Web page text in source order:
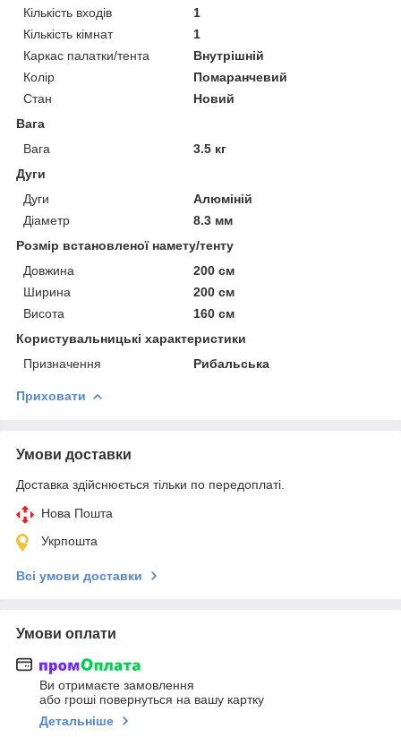
Кількість входів
1
Кількість кімнат
1
Каркас палатки/тента
Внутрішній
Колір
Помаранчевий
Стан
Новий
Вага
Вага
3.5 кг
Дуги
Дуги
Алюміній
Діаметр
8.3 мм
Розмір встановленої намету/тенту
Довжина
200 см
Ширина
200 см
Висота
160 см
Користувальницькі характеристики
Призначення
Рибальська
Приховати
Умови доставки
Доставка здійснюється тільки по передоплаті.
Нова Пошта
Укрпошта
Всі умови доставки
Умови оплати
Ви отримаєте замовлення
або гроші повернуться на вашу картку
Детальніше